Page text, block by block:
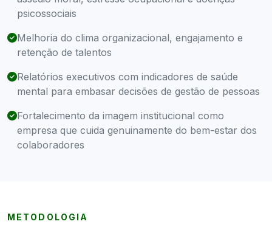
psicossociais
Melhoria do clima organizacional, engajamento e
retenção de talentos
Relatórios executivos com indicadores de saúde
mental para embasar decisões de gestão de pessoas
Fortalecimento da imagem institucional como
empresa que cuida genuinamente do bem-estar dos
colaboradores
METODOLOGIA